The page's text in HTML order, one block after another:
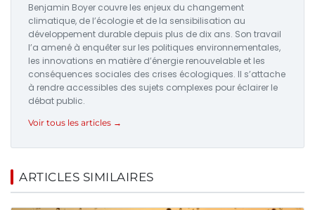
Benjamin Boyer couvre les enjeux du changement
climatique, de l’écologie et de la sensibilisation au
développement durable depuis plus de dix ans. Son travail
l’a amené à enquêter sur les politiques environnementales,
les innovations en matière d’énergie renouvelable et les
conséquences sociales des crises écologiques. Il s’attache
à rendre accessibles des sujets complexes pour éclairer le
débat public.
Voir tous les articles →
ARTICLES SIMILAIRES